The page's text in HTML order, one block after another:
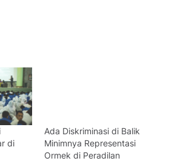
di
Minimnya Representasi
Ormek di Peradilan
13/10/2024